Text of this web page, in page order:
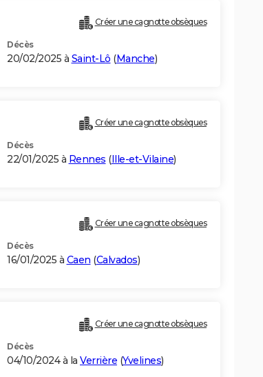
Créer une cagnotte obsèques
Décès
20/02/2025 à Saint-Lô (Manche)
Créer une cagnotte obsèques
Décès
22/01/2025 à Rennes (Ille-et-Vilaine)
Créer une cagnotte obsèques
Décès
16/01/2025 à Caen (Calvados)
Créer une cagnotte obsèques
Décès
04/10/2024 à la Verrière (Yvelines)